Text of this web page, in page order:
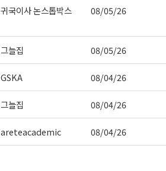
귀국이사 논스톱박스 08/05/26
그늘집 08/05/26
GSKA 08/04/26
그늘집 08/04/26
areteacademic 08/04/26